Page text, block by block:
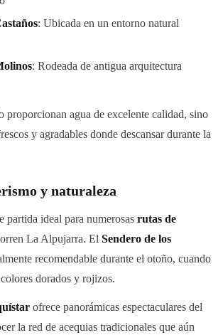
: Ubicada en un entorno natural
: Rodeada de antigua arquitectura
proporcionan agua de excelente calidad, sino
y agradables donde descansar durante la
y naturaleza
partida ideal para numerosas rutas de
La Alpujarra. El Sendero de los
recomendable durante el otoño, cuando
dorados y rojizos.
ofrece panorámicas espectaculares del
la red de acequias tradicionales que aún